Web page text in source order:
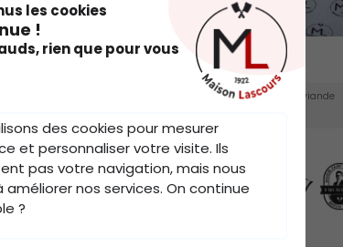
Bigorre Paupiette de Veau
Type de viande
17,97 €
les cookies
!
rien que pour vous
des cookies pour mesurer
et personnaliser votre visite. Ils
pas votre navigation, mais nous
améliorer nos services. On continue
?